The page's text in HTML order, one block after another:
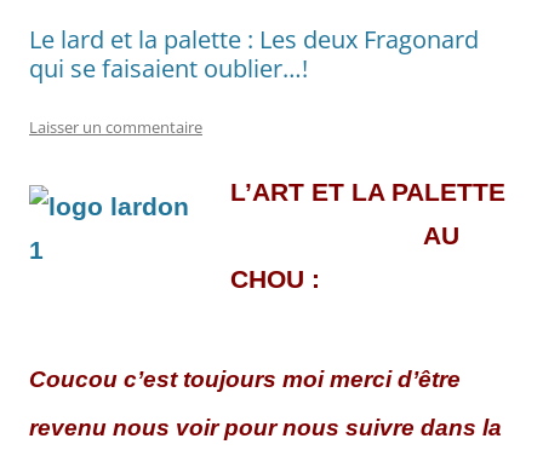
Le lard et la palette : Les deux Fragonard
qui se faisaient oublier…!
Laisser un commentaire
L’ART ET LA PALETTE
AU
CHOU :
Coucou c’est toujours moi merci d’être
revenu nous voir pour nous suivre dans la